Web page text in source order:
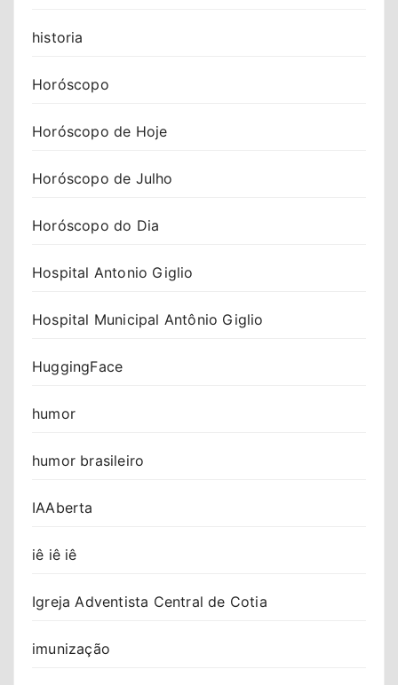
historia
Horóscopo
Horóscopo de Hoje
Horóscopo de Julho
Horóscopo do Dia
Hospital Antonio Giglio
Hospital Municipal Antônio Giglio
HuggingFace
humor
humor brasileiro
IAAberta
iê iê iê
Igreja Adventista Central de Cotia
imunização